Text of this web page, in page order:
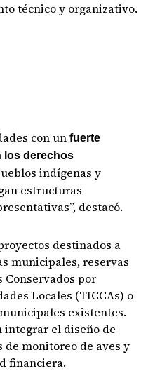
técnico y organizativo.
con un fuerte
los derechos
indígenas y
estructuras
destacó.
destinados a
municipales, reservas
por
Locales (TICCAs) o
existentes.
integrar el diseño de
de monitoreo de aves y
financiera.